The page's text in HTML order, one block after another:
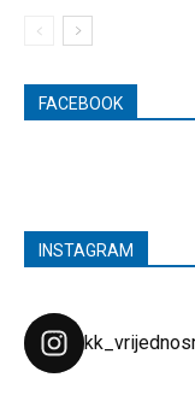
FACEBOOK
INSTAGRAM